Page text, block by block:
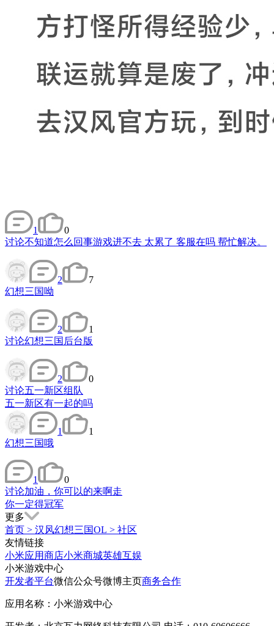
1
0
讨论不知道怎么回事游戏进不去 太累了 客服在吗 帮忙解决。
2
7
幻想三国呦
2
1
讨论幻想三国后台版
2
0
讨论五一新区组队
五一新区有一起的吗
1
1
幻想三国哦
1
0
讨论加油，你可以的来啊走
你一定得冠军
更多
首页 > 汉风幻想三国OL > 社区
友情链接
小米应用商店小米商城英雄互娱
小米游戏中心
开发者平台微信公众号微博主页商务合作
应用名称：小米游戏中心